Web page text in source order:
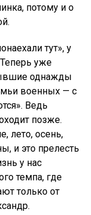
потому и о
тут», у
уже
однажды
военных — с
Ведь
позже.
лето, осень,
и это прелесть
у нас
темпа, где
только от